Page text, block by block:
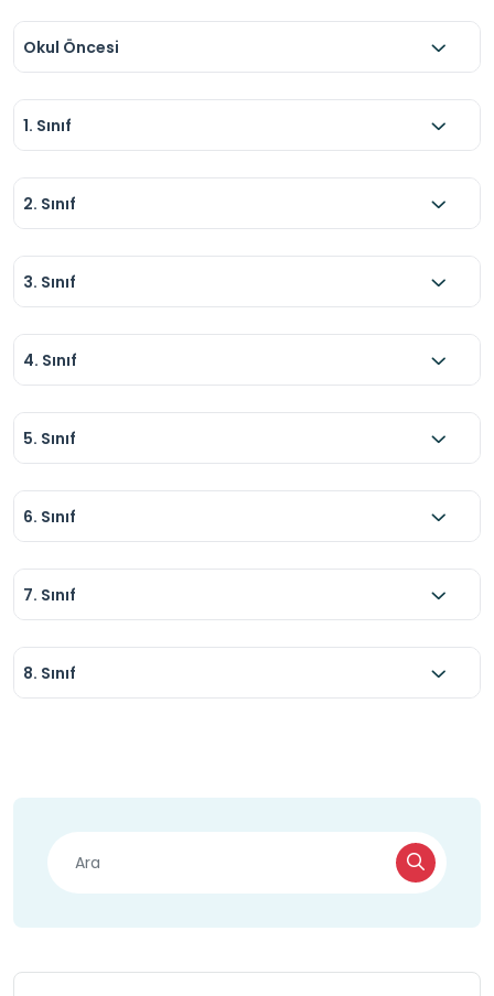
Okul Öncesi
1. Sınıf
2. Sınıf
3. Sınıf
4. Sınıf
5. Sınıf
6. Sınıf
7. Sınıf
8. Sınıf